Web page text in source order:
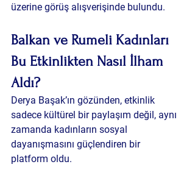
üzerine görüş alışverişinde bulundu.
Balkan ve Rumeli Kadınları
Bu Etkinlikten Nasıl İlham
Aldı?
Derya Başak’ın gözünden, etkinlik
sadece kültürel bir paylaşım değil, aynı
zamanda kadınların sosyal
dayanışmasını güçlendiren bir
platform oldu.